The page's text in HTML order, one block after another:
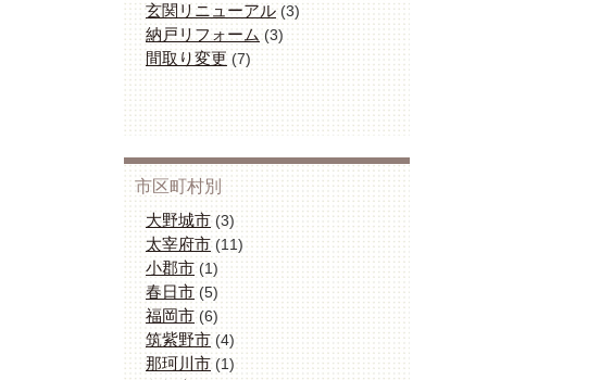
玄関リニューアル(3)
納戸リフォーム(3)
間取り変更 (7)
市区町村別
大野城市(3)
太宰府市(11)
小郡市(1)
春日市(5)
福岡市(6)
筑紫野市(4)
那珂川市(1)